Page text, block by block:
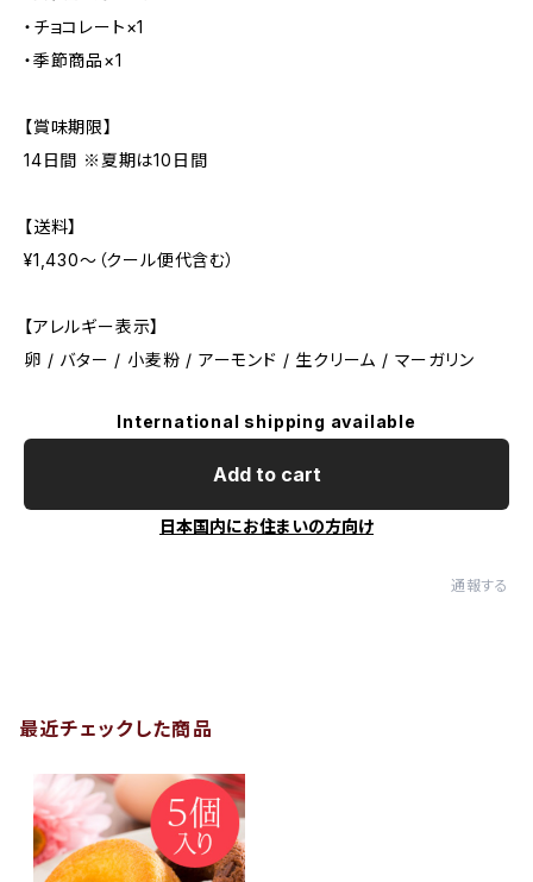
・チョコレート×1
・季節商品×1
【賞味期限】
14日間 ※夏期は10日間
【送料】
¥1,430〜（クール便代含む）
【アレルギー表示】
卵 / バター / 小麦粉 / アーモンド / 生クリーム / マーガリン
International shipping available
Add to cart
日本国内にお住まいの方向け
通報する
最近チェックした商品